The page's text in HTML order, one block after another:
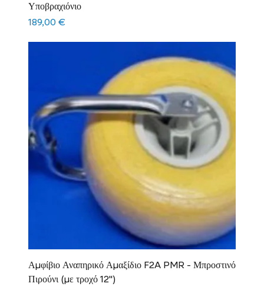
Υποβραχιόνιο
Τιμή
189,00 €
Αμφίβιο Αναπηρικό Αμαξίδιο F2A PMR - Μπροστινό
Πιρούνι (με τροχό 12")